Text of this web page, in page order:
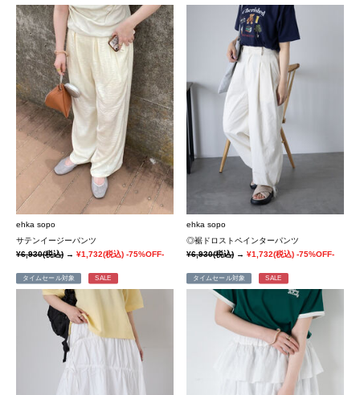
ehka sopo
サテンイージーパンツ
¥6,930(税込) → ¥1,732(税込) -75%OFF-
ehka sopo
◎裾ドロストペインターパンツ
¥6,930(税込)→¥1,732(税込) -75%OFF-
タイムセール対象 SALE タイムセール対象 SALE